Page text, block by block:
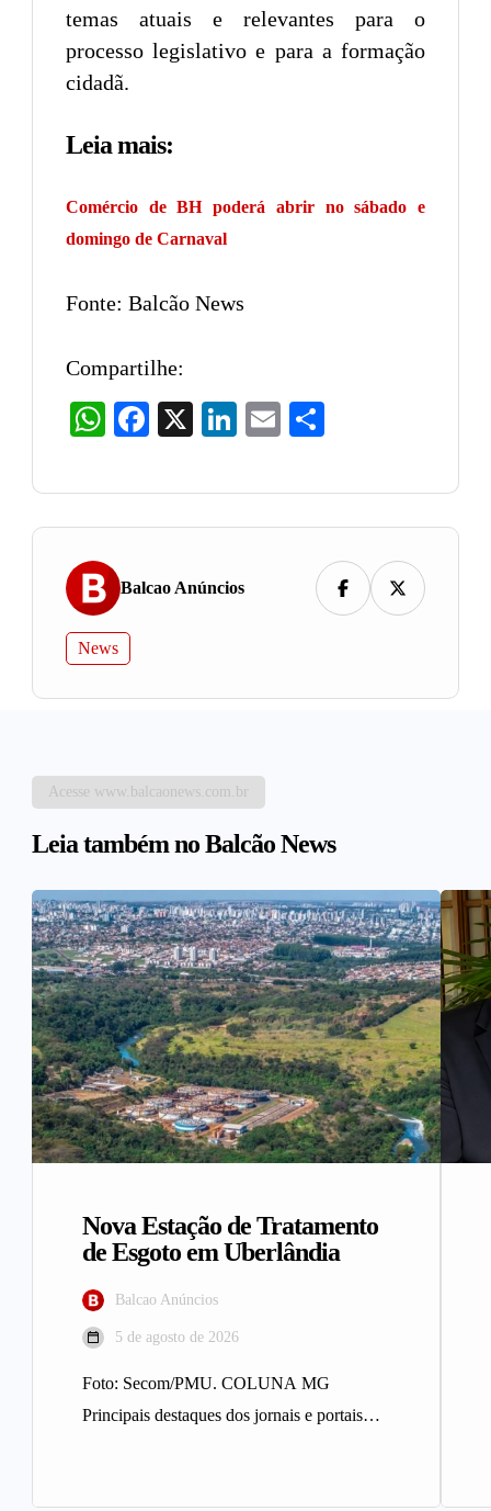
temas atuais e relevantes para o
processo legislativo e para a formação
cidadã.
Leia mais:
Comércio de BH poderá abrir no sábado e
domingo de Carnaval
Fonte: Balcão News
Compartilhe:
WhatsAppFacebook LinkedIn
Email
Balcao Anúncios
News
Acesse www.balcaonews.com.br
Leia também no Balcão News
Nova Estação de Tratamento
de Esgoto em Uberlândia
Balcao Anúncios
5 de agosto de 2026
Foto: Secom/PMU. COLUNA MG
Principais destaques dos jornais e portais